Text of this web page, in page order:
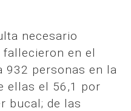
necesario
en el
932 personas en la
ellas el 56,1 por
bucal; de las